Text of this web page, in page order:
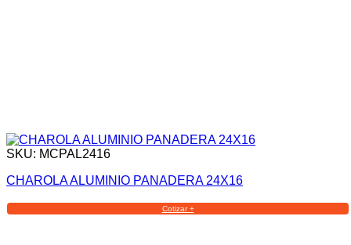
SKU: MCPAL2416
CHAROLA ALUMINIO PANADERA 24X16
Cotizar +